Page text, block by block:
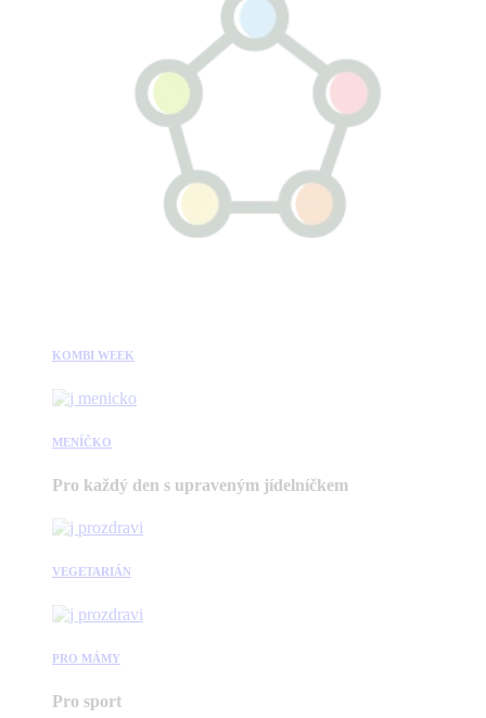
KOMBI WEEK
MENÍČKO
Pro každý den s upraveným jídelníčkem
VEGETARIÁN
PRO MÁMY
Pro sport